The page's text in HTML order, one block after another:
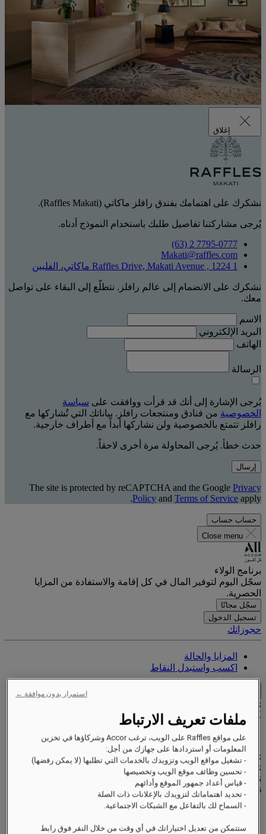
إغلاق
نشكرك على اهتمامك بفندق رافلز ماكاتي (Raffles Makati).
يُرجى مشاركتنا تفاصيل طلبك باستخدام النموذج أدناه.
‎(63) 2 7795-0777
Makati@raffles.com
1 Raffles Drive, Makati Avenue , 1224 ماكاتي، الفلبين
نشكرك على الانضمام إلى عالم رافلز. نتطلّع إلى البقاء على تواصل
معك.
الاسم
البريد الإلكتروني
الهاتف
الرسالة
يُرجى الإشارة إلى أنك قد قرأت ووافقت على سياسة
الخصوصية من فنادق ومنتجعات رافلز. بياناتك التي تُشاركها مع
رافلز تتمتع بالخصوصية ولن نشاركها أبداً مع أطراف خارجية.
حدث خطأ. يُرجى المحاولة مرة أخرى لاحقاً.
إرسال
The site is protected by reCAPTCHA and the Google Privacy
Policy and Terms of Service apply.
حساب حساب
Close menu
برنامج الولاء
سجّل اليوم لتوفير المال في كل إقامة والاستفادة من المزايا
الحصرية.
سجّل مجانًا
تسجيل الدخول
حجوزاتك
المزايا والحالة
اكسب واستبدل النقاط
Xxxx Xxxxxxxxx
XXXXXX X XXXXXXXX X
xxxxxxxx
Valid until xx/xx/xxxx
نقاط المكافآت
XXX
pts
حساب الولاء الخاص بك
ملفات تعريف الارتباط
على مواقع Raffles على الويب، ترغب Accor وشركاؤها في تخزين
المعلومات أو استردادها على جهازك من أجل:
- تشغيل مواقع الويب وتزويدك بالخدمات التي تطلبها (لا يمكن رفضها)
- تحسين وظائف موقع الويب وتخصيصها
- قياس أعداد جمهور الموقع وأدائهم
- تحديد اهتماماتك لتزويدك بالإعلانات ذات الصلة
- السماح لك بالتفاعل مع الشبكات الاجتماعية.
ستتمكن من تعديل اختياراتك في أي وقت من خلال النقر فوق رابط
استمرار بدون موافقة ←